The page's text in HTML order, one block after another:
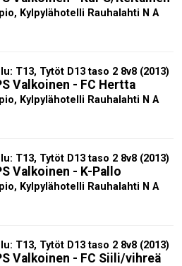
Kylpylähotelli Rauhalahti N A
T13, Tytöt D13 taso 2 8v8 (2013)
Valkoinen - FC Hertta
Kylpylähotelli Rauhalahti N A
T13, Tytöt D13 taso 2 8v8 (2013)
Valkoinen - K-Pallo
Kylpylähotelli Rauhalahti N A
T13, Tytöt D13 taso 2 8v8 (2013)
Valkoinen - FC Siili/vihreä